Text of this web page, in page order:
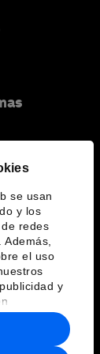
se usan
y los
redes
el uso
y
que les
haya